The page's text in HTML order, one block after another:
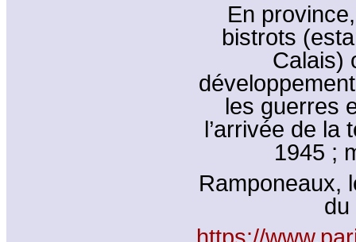
En
bistrots
Calais)
les guerres
l’arrivée de la
1945 ;
Ramponeaux,
du